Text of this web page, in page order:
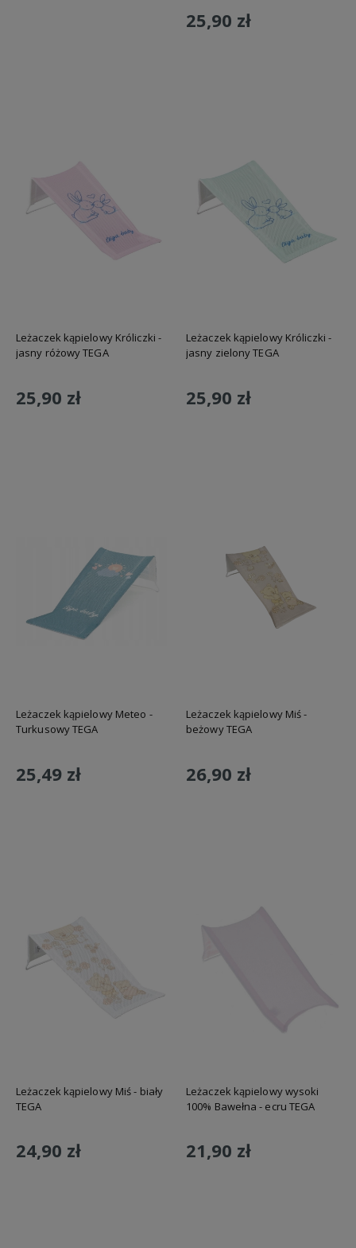
25,90 zł
Leżaczek kąpielowy Króliczki -
jasny różowy TEGA
25,90 zł
Leżaczek kąpielowy Króliczki -
jasny zielony TEGA
25,90 zł
Leżaczek kąpielowy Meteo -
Turkusowy TEGA
25,49 zł
Leżaczek kąpielowy Miś -
beżowy TEGA
26,90 zł
Leżaczek kąpielowy Miś - biały
TEGA
24,90 zł
Leżaczek kąpielowy wysoki
100% Bawełna - ecru TEGA
21,90 zł